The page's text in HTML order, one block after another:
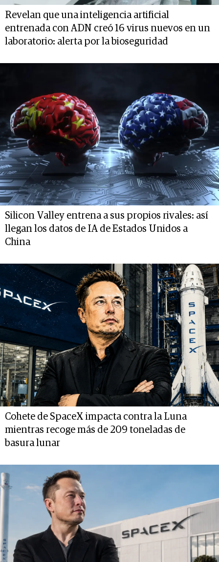
Revelan que una inteligencia artificial
entrenada con ADN creó 16 virus nuevos en un
laboratorio: alerta por la bioseguridad
Silicon Valley entrena a sus propios rivales: así
llegan los datos de IA de Estados Unidos a
China
Cohete de SpaceX impacta contra la Luna
mientras recoge más de 209 toneladas de
basura lunar